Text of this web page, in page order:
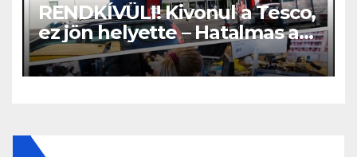
RENDKÍVÜLI! Kivonul a Tesco,
ez jön helyette – Hatalmas a
felháborodás az országban: